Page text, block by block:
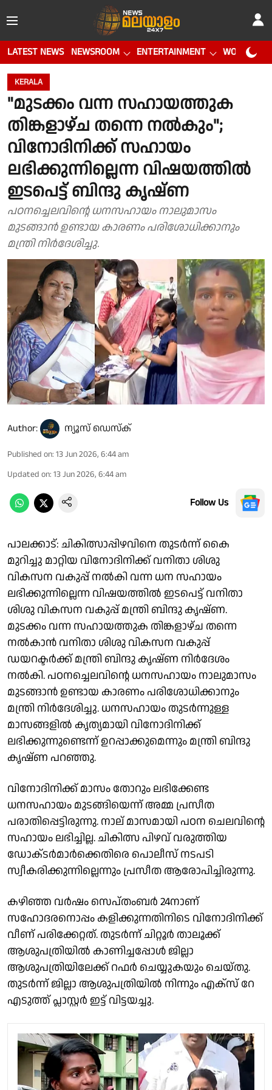
LATEST NEWS NEWSROOM ENTERTAINMENT WORLD CUP
KERALA
"മുടക്കം വന്ന സഹായത്തുക
തിങ്കളാഴ്ച തന്നെ നൽകും";
വിനോദിനിക്ക് സഹായം
ലഭിക്കുന്നില്ലെന്ന വിഷയത്തിൽ
ഇടപെട്ട് ബിന്ദു കൃഷ്ണ
പഠനച്ചെലവിൻ്റെ ധനസഹായം നാലുമാസം
മുടങ്ങാൻ ഉണ്ടായ കാരണം പരിശോധിക്കാനും
മന്ത്രി നിർദേശിച്ചു.
Author: ന്യൂസ് ഡെസ്ക്
Published on: 13 Jun 2026, 6:44 am
Updated on: 13 Jun 2026, 6:44 am
Follow Us
പാലക്കാട്: ചികിത്സാപ്പിഴവിനെ തുടർന്ന് കൈ
മുറിച്ചു മാറ്റിയ വിനോദിനിക്ക് വനിതാ ശിശു
വികസന വകുപ്പ് നൽകി വന്ന ധന സഹായം
ലഭിക്കുന്നില്ലെന്ന വിഷയത്തിൽ ഇടപെട്ട് വനിതാ
ശിശു വികസന വകുപ്പ് മന്ത്രി ബിന്ദു കൃഷ്ണ.
മുടക്കം വന്ന സഹായത്തുക തിങ്കളാഴ്ച തന്നെ
നൽകാൻ വനിതാ ശിശു വികസന വകുപ്പ്
ഡയറക്ടർക്ക് മന്ത്രി ബിന്ദു കൃഷ്ണ നിർദേശം
നൽകി. പഠനച്ചെലവിൻ്റെ ധനസഹായം നാലുമാസം
മുടങ്ങാൻ ഉണ്ടായ കാരണം പരിശോധിക്കാനും
മന്ത്രി നിർദേശിച്ചു. ധനസഹായം തുടർന്നുള്ള
മാസങ്ങളിൽ കൃത്യമായി വിനോദിനിക്ക്
ലഭിക്കുന്നുണ്ടെന്ന് ഉറപ്പാക്കുമെന്നും മന്ത്രി ബിന്ദു
കൃഷ്ണ പറഞ്ഞു.
വിനോദിനിക്ക് മാസം തോറും ലഭിക്കേണ്ട
ധനസഹായം മുടങ്ങിയെന്ന് അമ്മ പ്രസീത
പരാതിപ്പെട്ടിരുന്നു. നാല് മാസമായി പഠന ചെലവിൻ്റെ
സഹായം ലഭിച്ചില്ല. ചികിത്സ പിഴവ് വരുത്തിയ
ഡോക്‌ടർമാർക്കെതിരെ പൊലീസ് നടപടി
സ്വീകരിക്കുന്നില്ലെന്നും പ്രസീത ആരോപിച്ചിരുന്നു.
കഴിഞ്ഞ വർഷം സെപ്തംബർ 24നാണ്
സഹോദരനൊപ്പം കളിക്കുന്നതിനിടെ വിനോദിനിക്ക്
വീണ് പരിക്കേറ്റത്. തുടർന്ന് ചിറ്റൂർ താലൂക്ക്
ആശുപത്രിയിൽ കാണിച്ചപ്പോൾ ജില്ലാ
ആശുപത്രിയിലേക്ക് റഫർ ചെയ്യുകയും ചെയ്തു.
തുടർന്ന് ജില്ലാ ആശുപത്രിയിൽ നിന്നും എക്സ് റേ
എടുത്ത് പ്ലാസ്റ്റർ ഇട്ട് വിട്ടയച്ചു.